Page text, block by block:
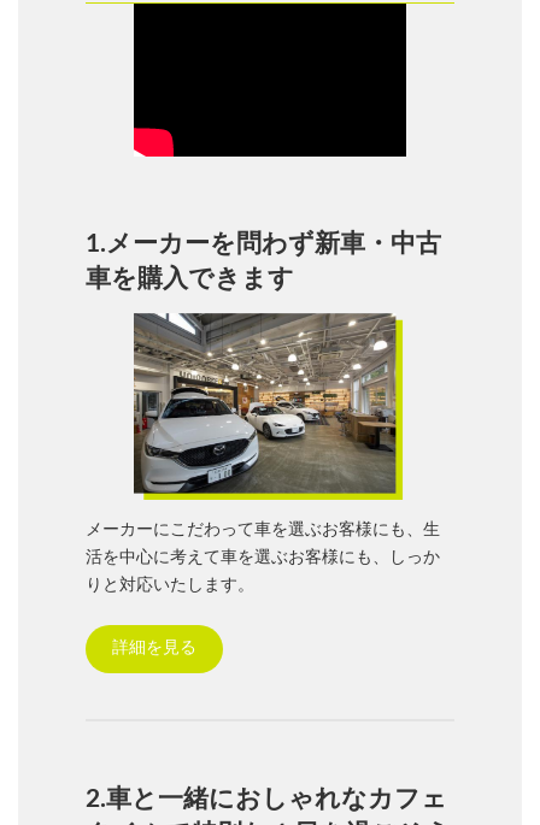
1.メーカーを問わず新車・中古
車を購入できます
メーカーにこだわって車を選ぶお客様にも、生
活を中心に考えて車を選ぶお客様にも、しっか
りと対応いたします。
詳細を見る
2.車と一緒におしゃれなカフェ